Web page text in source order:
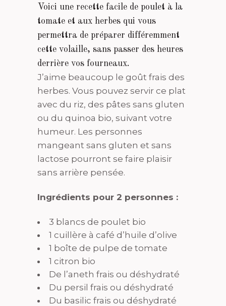
Voici une recette facile de poulet à la
tomate et aux herbes qui vous
permettra de préparer différemment
cette volaille, sans passer des heures
derrière vos fourneaux.
J’aime beaucoup le goût frais des
herbes. Vous pouvez servir ce plat
avec du riz, des pâtes sans gluten
ou du quinoa bio, suivant votre
humeur. Les personnes
mangeant sans gluten et sans
lactose pourront se faire plaisir
sans arrière pensée.
Ingrédients pour 2 personnes :
3 blancs de poulet bio
1 cuillère à café d’huile d’olive
1 boîte de pulpe de tomate
1 citron bio
De l’aneth frais ou déshydraté
Du persil frais ou déshydraté
Du basilic frais ou déshydraté